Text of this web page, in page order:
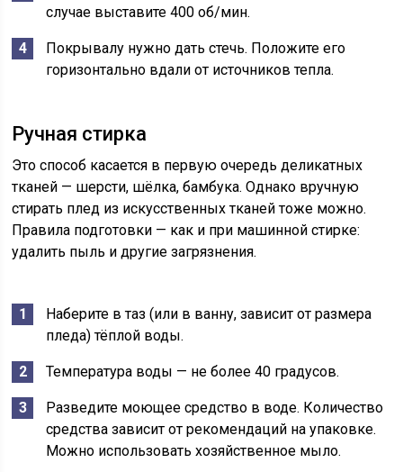
случае выставите 400 об/мин.
Покрывалу нужно дать стечь. Положите его
горизонтально вдали от источников тепла.
Ручная стирка
Это способ касается в первую очередь деликатных
тканей — шерсти, шёлка, бамбука. Однако вручную
стирать плед из искусственных тканей тоже можно.
Правила подготовки — как и при машинной стирке:
удалить пыль и другие загрязнения.
Наберите в таз (или в ванну, зависит от размера
пледа) тёплой воды.
Температура воды — не более 40 градусов.
Разведите моющее средство в воде. Количество
средства зависит от рекомендаций на упаковке.
Можно использовать хозяйственное мыло.